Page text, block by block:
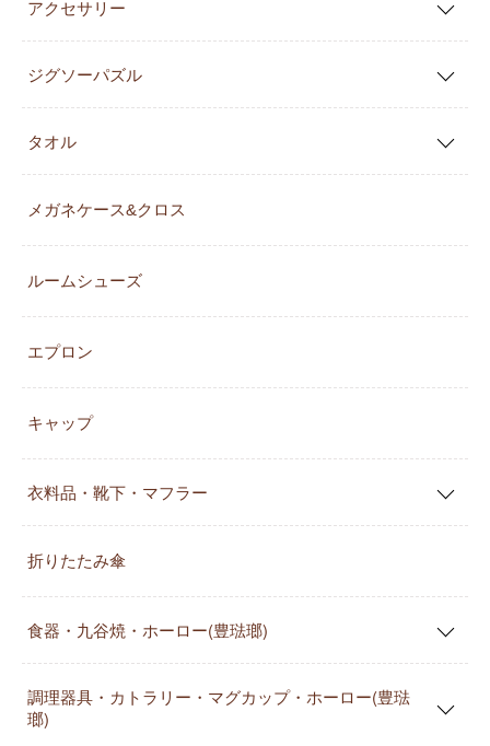
アクセサリー
ジグソーパズル
タオル
メガネケース&クロス
ルームシューズ
エプロン
キャップ
衣料品・靴下・マフラー
折りたたみ傘
食器・九谷焼・ホーロー(豊琺瑯)
調理器具・カトラリー・マグカップ・ホーロー(豊琺
瑯)